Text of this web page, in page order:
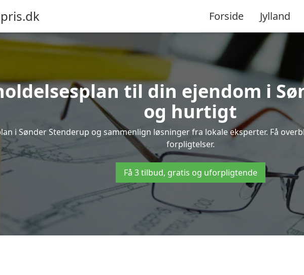
Forside Jylland
til din ejendom i
og hurtigt
i Sønder Stenderup og sammenlign løsninger fra lokale eksperter. Få
forpligtelser.
Få 3 tilbud, gratis og uforpligtende